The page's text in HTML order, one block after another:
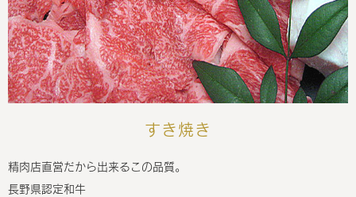
すき焼き
精肉店直営だから出来るこの品質。
長野県認定和牛